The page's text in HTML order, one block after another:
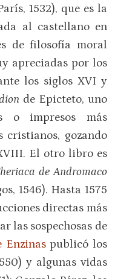
1532), que es la
al castellano en
de filosofía moral
apreciadas por los
los siglos XVI y
de Epicteto, uno
o impresos más
cristianos, gozando
El otro libro es
de Andromaco
1546). Hasta 1575
directas más
las sospechosas de
Enzinaspublicó los
y algunas vidas